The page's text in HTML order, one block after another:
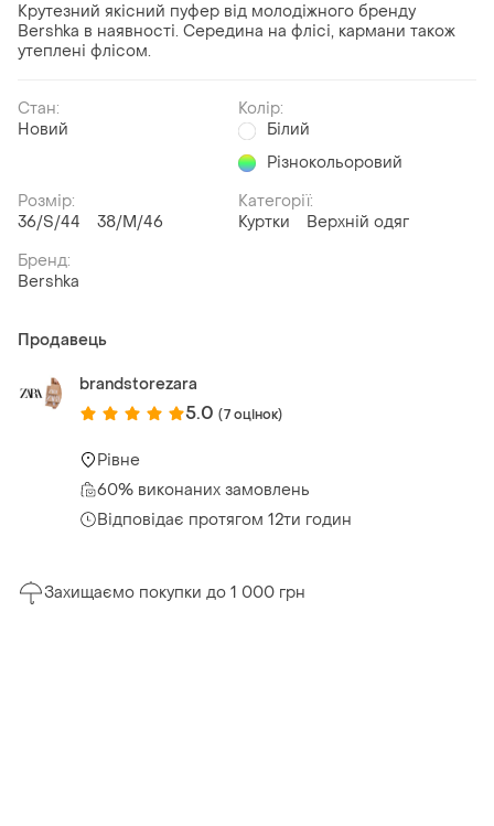
Крутезний якісний пуфер від молодіжного бренду
Bershka в наявності. Середина на флісі, кармани також
утеплені флісом.
Стан:
Новий
Колір:
Білий
Різнокольоровий
Розмір:
36/S/44
38/M/46
Категорії:
Куртки
Верхній одяг
Бренд:
Bershka
Продавець
brandstorezara
5.0 (7 оцінок)
Рівне
60% виконаних замовлень
Відповідає протягом 12ти годин
Захищаємо покупки до 1 000 грн